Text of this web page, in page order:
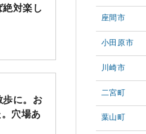
対楽し
歩に。お
穴場あ
座間市
小田原市
川崎市
二宮町
葉山町